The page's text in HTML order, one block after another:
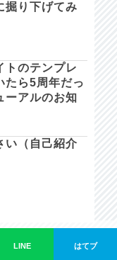
掘り下げてみ
トのテンプレ
たら5周年だっ
ーアルのお知
い（自己紹介
LINE はてブ